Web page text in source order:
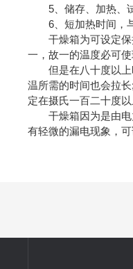
5、储存、加热、试
6、短加热时间，与
干燥箱为可设定保持
一，故一的温度必可使
但是在八十度以上时
温所需的时间也会拉
定在摄氏一百二十度
干燥箱因为是由电力
有轻微的漏电现象，